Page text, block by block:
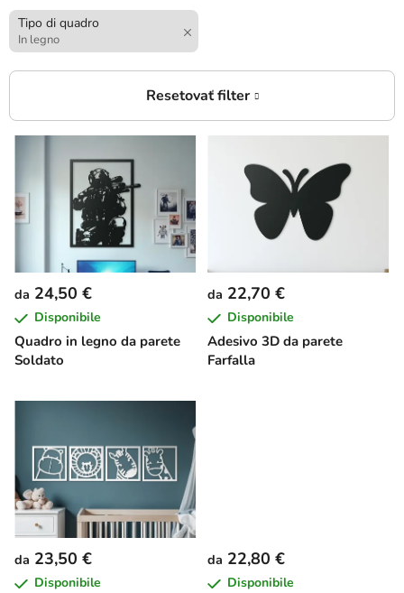
Tipo di quadro
In legno
E
e
n
d
e
p
o
t
t
Quadro in legno da parete
Soldato
da 24,50 €
Disponibile
Adesivo 3D da parete
Farfalla
da 22,70 €
Disponibile
da 23,50 €
Disponibile
da 22,80 €
Disponibile